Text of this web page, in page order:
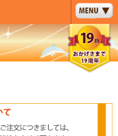
ペー
ジト
ップ
へ